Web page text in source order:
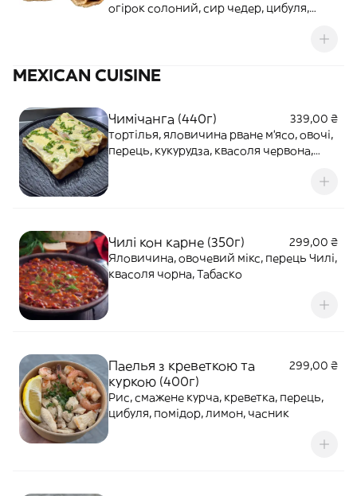
огірок солоний, сир чедер, цибуля,
MEXICAN CUISINE
Чимічанга (440г)
339,00 ₴
тортілья, яловичина рване м'ясо, овочі,
перець, кукурудза, квасоля червона,
Чилі кон карне (350г)
299,00 ₴
Яловичина, овочевий мікс, перець Чилі,
квасоля чорна, Табаско
Паелья з креветкою та
куркою (400г)
299,00 ₴
Рис, смажене курча, креветка, перець,
цибуля, помідор, лимон, часник